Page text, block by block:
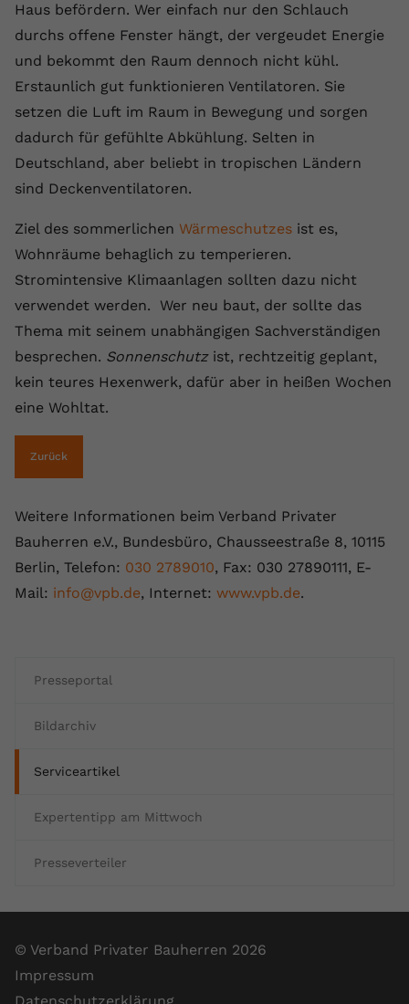
Presseportal
Bildarchiv
Serviceartikel
Expertentipp am Mittwoch
Presseverteiler
Haus befördern. Wer einfach nur den Schlauch
durchs offene Fenster hängt, der vergeudet Energie
und bekommt den Raum dennoch nicht kühl.
Erstaunlich gut funktionieren Ventilatoren. Sie
setzen die Luft im Raum in Bewegung und sorgen
dadurch für gefühlte Abkühlung. Selten in
Deutschland, aber beliebt in tropischen Ländern
sind Deckenventilatoren.
Ziel des sommerlichen Wärmeschutzes ist es,
Wohnräume behaglich zu temperieren.
Stromintensive Klimaanlagen sollten dazu nicht
verwendet werden. Wer neu baut, der sollte das
Thema mit seinem unabhängigen Sachverständigen
besprechen. Sonnenschutzist, rechtzeitig geplant,
kein teures Hexenwerk, dafür aber in heißen Wochen
eine Wohltat.
Zurück
Weitere Informationen beim Verband Privater
Bauherren e.V., Bundesbüro, Chausseestraße 8, 10115
Berlin, Telefon: 030 2789010, Fax: 030 27890111, E-
Mail: info@vpb.de, Internet: www.vpb.de.
© Verband Privater Bauherren 2026
Impressum
Zweck
YouTube setzt diesen Cookie, um die
Videopräferenzen des Nutzers zu
speichern, der eingebettete YouTube-
Videos verwendet.